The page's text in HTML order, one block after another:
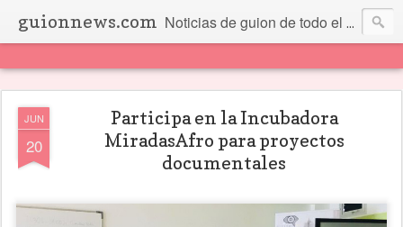
guionnews.com Noticias de guion de todo el mundo... Y más.
JUN
20
Participa en la Incubadora
MiradasAfro para proyectos
documentales